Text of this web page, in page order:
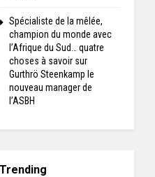
Spécialiste de la mêlée,
champion du monde avec
l’Afrique du Sud… quatre
choses à savoir sur
Gurthrö Steenkamp le
nouveau manager de
l’ASBH
Trending